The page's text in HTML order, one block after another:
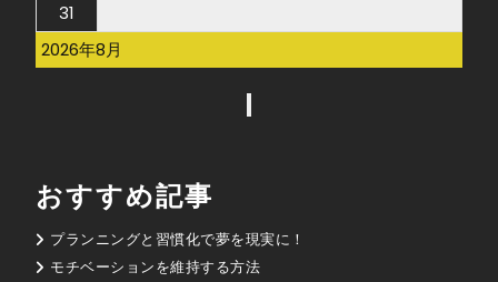
2026年8月
31
おすすめ記事
プランニングと習慣化で夢を現実に！
モチベーションを維持する方法